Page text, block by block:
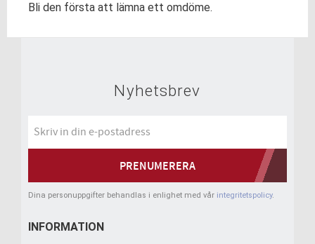
Bli den första att lämna ett omdöme.
Nyhetsbrev
PRENUMERERA
Dina personuppgifter behandlas i enlighet med vår integritetspolicy.
INFORMATION